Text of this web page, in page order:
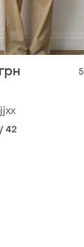
5
42